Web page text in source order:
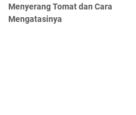
Menyerang Tomat dan Cara
Mengatasinya